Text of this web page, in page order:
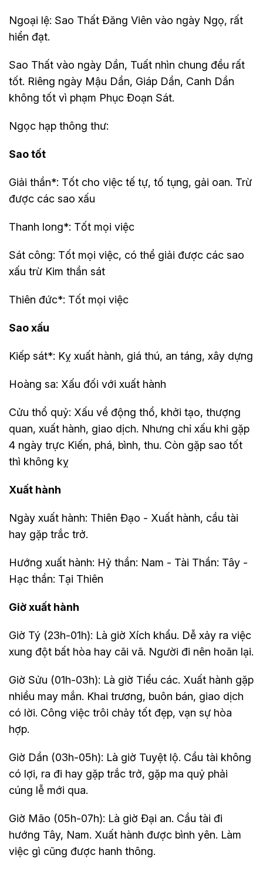
Ngoại lệ: Sao Thất Đăng Viên vào ngày Ngọ, rất
hiển đạt.
Sao Thất vào ngày Dần, Tuất nhìn chung đều rất
tốt. Riêng ngày Mậu Dần, Giáp Dần, Canh Dần
không tốt vì phạm Phục Đoạn Sát.
Ngọc hạp thông thư:
Sao tốt
Giải thần*: Tốt cho việc tế tự, tố tụng, gải oan. Trừ
được các sao xấu
Thanh long*: Tốt mọi việc
Sát công: Tốt mọi việc, có thể giải được các sao
xấu trừ Kim thần sát
Thiên đức*: Tốt mọi việc
Sao xấu
Kiếp sát*: Kỵ xuất hành, giá thú, an táng, xây dựng
Hoàng sa: Xấu đối với xuất hành
Cửu thổ quỷ: Xấu về động thổ, khởi tạo, thượng
quan, xuất hành, giao dịch. Nhưng chỉ xấu khi gặp
4 ngày trực Kiến, phá, bình, thu. Còn gặp sao tốt
thì không kỵ
Xuất hành
Ngày xuất hành: Thiên Đạo - Xuất hành, cầu tài
hay gặp trắc trở.
Hướng xuất hành: Hỷ thần: Nam - Tài Thần: Tây -
Hạc thần: Tại Thiên
Giờ xuất hành
Giờ Tý (23h-01h): Là giờ Xích khẩu. Dễ xảy ra việc
xung đột bất hòa hay cãi vã. Người đi nên hoãn lại.
Giờ Sửu (01h-03h): Là giờ Tiểu các. Xuất hành gặp
nhiều may mắn. Khai trương, buôn bán, giao dịch
có lời. Công việc trôi chảy tốt đẹp, vạn sự hòa
hợp.
Giờ Dần (03h-05h): Là giờ Tuyệt lộ. Cầu tài không
có lợi, ra đi hay gặp trắc trở, gặp ma quỷ phải
cúng lễ mới qua.
Giờ Mão (05h-07h): Là giờ Đại an. Cầu tài đi
hướng Tây, Nam. Xuất hành được bình yên. Làm
việc gì cũng được hanh thông.